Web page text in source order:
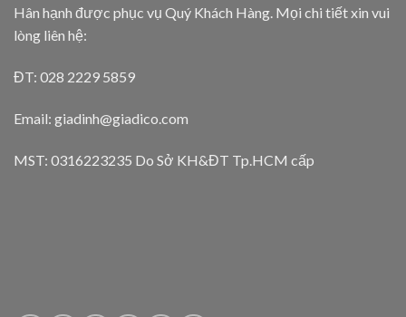
Hân hạnh được phục vụ Quý Khách Hàng. Mọi chi tiết xin vui
lòng liên hệ:
ĐT: 028 2229 5859
Email: giadinh@giadico.com
MST: 0316223235 Do Sở KH&ĐT Tp.HCM cấp